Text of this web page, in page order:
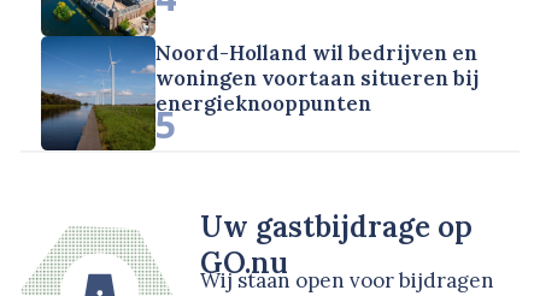
Noord-Holland wil bedrijven en
woningen voortaan situeren bij
energieknooppunten
5
Uw gastbijdrage op
GO.nu
Wij staan open voor bijdragen